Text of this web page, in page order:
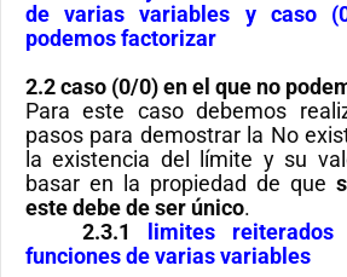
de varias variables y caso
podemos factorizar
2.2 caso (0/0) en el que no
Para este caso debemos
pasos para demostrar la No
la existencia del límite y su
basar en la propiedad de que
este debe de ser único.
2.3.1
limites
funciones de varias variables